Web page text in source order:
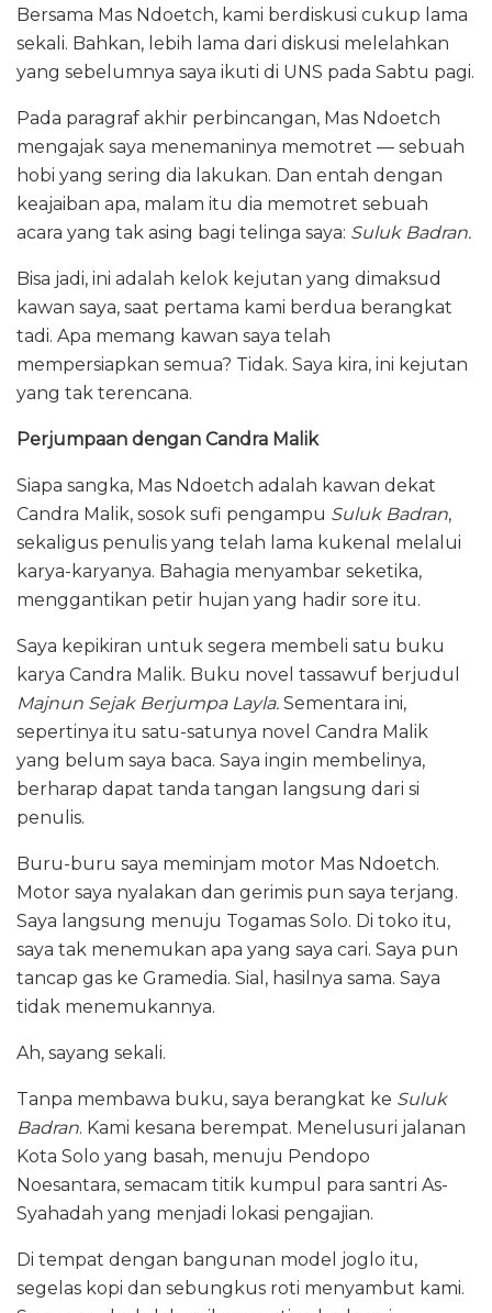
Bersama Mas Ndoetch, kami berdiskusi cukup lama
sekali. Bahkan, lebih lama dari diskusi melelahkan
yang sebelumnya saya ikuti di UNS pada Sabtu pagi.
Pada paragraf akhir perbincangan, Mas Ndoetch
mengajak saya menemaninya memotret — sebuah
hobi yang sering dia lakukan. Dan entah dengan
keajaiban apa, malam itu dia memotret sebuah
acara yang tak asing bagi telinga saya: Suluk Badran.
Bisa jadi, ini adalah kelok kejutan yang dimaksud
kawan saya, saat pertama kami berdua berangkat
tadi. Apa memang kawan saya telah
mempersiapkan semua? Tidak. Saya kira, ini kejutan
yang tak terencana.
Perjumpaan dengan Candra Malik
Siapa sangka, Mas Ndoetch adalah kawan dekat
Candra Malik, sosok sufi pengampu Suluk Badran,
sekaligus penulis yang telah lama kukenal melalui
karya-karyanya. Bahagia menyambar seketika,
menggantikan petir hujan yang hadir sore itu.
Saya kepikiran untuk segera membeli satu buku
karya Candra Malik. Buku novel tassawuf berjudul
Majnun Sejak Berjumpa Layla. Sementara ini,
sepertinya itu satu-satunya novel Candra Malik
yang belum saya baca. Saya ingin membelinya,
berharap dapat tanda tangan langsung dari si
penulis.
Buru-buru saya meminjam motor Mas Ndoetch.
Motor saya nyalakan dan gerimis pun saya terjang.
Saya langsung menuju Togamas Solo. Di toko itu,
saya tak menemukan apa yang saya cari. Saya pun
tancap gas ke Gramedia. Sial, hasilnya sama. Saya
tidak menemukannya.
Ah, sayang sekali.
Tanpa membawa buku, saya berangkat ke Suluk
Badran. Kami kesana berempat. Menelusuri jalanan
Kota Solo yang basah, menuju Pendopo
Noesantara, semacam titik kumpul para santri As-
Syahadah yang menjadi lokasi pengajian.
Di tempat dengan bangunan model joglo itu,
segelas kopi dan sebungkus roti menyambut kami.